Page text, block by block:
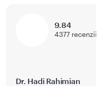
Dr. Hadi Rahimian
9.84
4377 recenzii